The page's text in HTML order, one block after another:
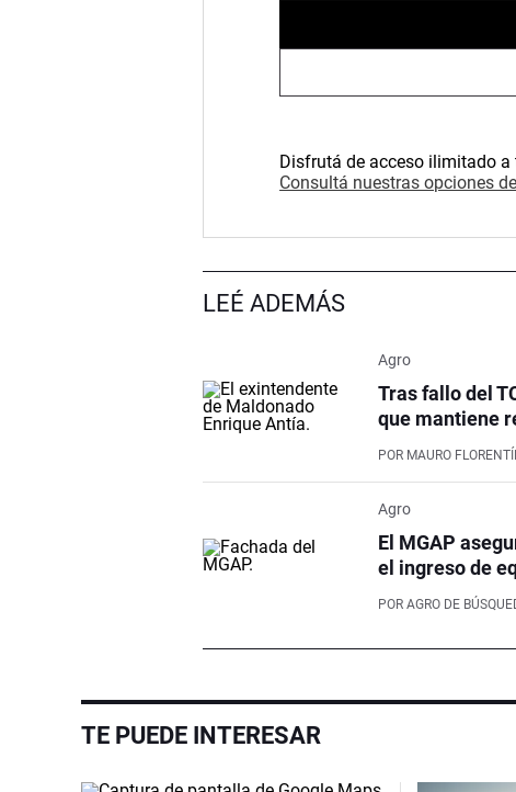
Disfrutá de acceso ilimitado a
Consultá nuestras opciones
LEÉ ADEMÁS
Agro
Tras fallo del
que mantiene
POR MAURO
Agro
El MGAP
el ingreso de
POR AGRO DE
TE PUEDE INTERESAR